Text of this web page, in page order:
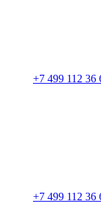
+7 499 112 36
+7 499 112 36